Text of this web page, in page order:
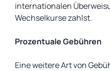
internationalen
Wechselkurse zahlst.
Prozentuale Gebühren
Eine weitere Art von